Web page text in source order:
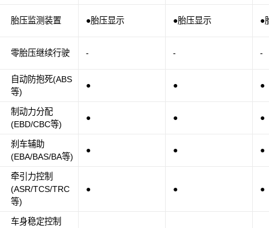
胎压监测装置
零胎压继续行驶
自动防抱死(ABS
等)
制动力分配
(EBD/CBC等)
刹车辅助
(EBA/BAS/BA等)
牵引力控制
(ASR/TCS/TRC
等)
车身稳定控制
●胎压显示 ●胎压显示 ●
- - -
● ● ●
● ● ●
● ● ●
● ● ●